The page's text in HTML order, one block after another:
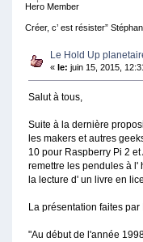
Hero Member
Créer, c’ est résister”
Le Hold Up
« le: juin 15, 2015,
Salut à tous,
Suite à la dernière
les makers et autres
10 pour Raspberry Pi 2
remettre les pendules à l'
la lecture d' un livre en
La présentation faites
"Au début de l'année